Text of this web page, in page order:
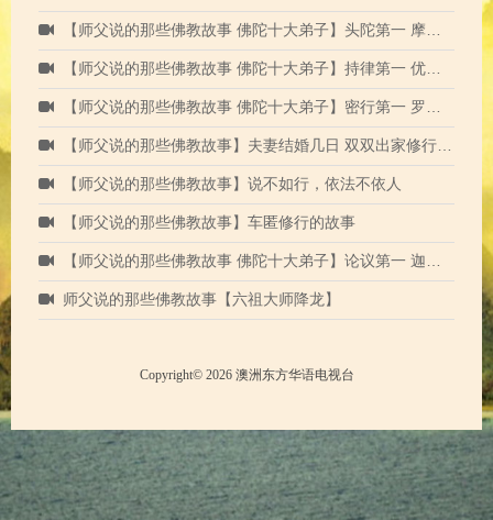
【师父说的那些佛教故事 佛陀十大弟子】头陀第一 摩诃迦叶尊者
【师父说的那些佛教故事 佛陀十大弟子】持律第一 优婆离尊者
【师父说的那些佛教故事 佛陀十大弟子】密行第一 罗睺罗尊者
【师父说的那些佛教故事】夫妻结婚几日 双双出家修行的因缘
【师父说的那些佛教故事】说不如行，依法不依人
【师父说的那些佛教故事】车匿修行的故事
【师父说的那些佛教故事 佛陀十大弟子】论议第一 迦旃延尊者
师父说的那些佛教故事【六祖大师降龙】
Copyright© 2026 澳洲东方华语电视台